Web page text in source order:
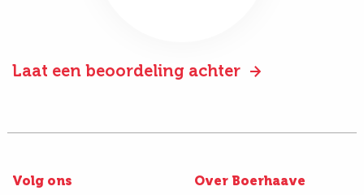
Laat een beoordeling achter
Volg ons Over Boerhaave